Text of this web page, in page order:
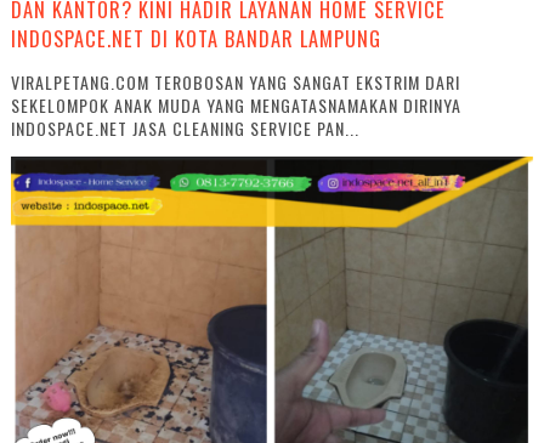
DAN KANTOR? KINI HADIR LAYANAN HOME SERVICE
INDOSPACE.NET DI KOTA BANDAR LAMPUNG
VIRALPETANG.COM TEROBOSAN YANG SANGAT EKSTRIM DARI
SEKELOMPOK ANAK MUDA YANG MENGATASNAMAKAN DIRINYA
INDOSPACE.NET JASA CLEANING SERVICE PAN...